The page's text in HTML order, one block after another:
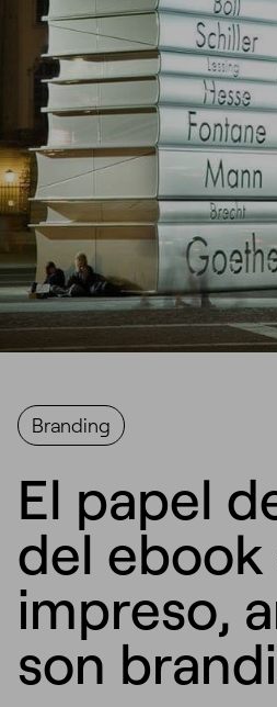
Branding
El papel
del ebook
impreso,
son